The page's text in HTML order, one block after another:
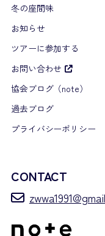
冬の座間味
お知らせ
ツアーに参加する
お問い合わせ
協会ブログ（note）
過去ブログ
プライバシーポリシー
CONTACT